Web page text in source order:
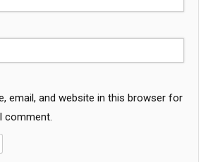
email, and website in this browser for
comment.